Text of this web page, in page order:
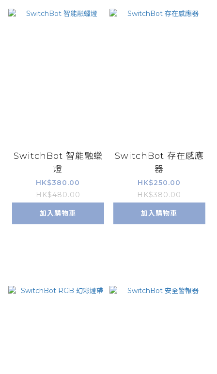
SwitchBot 智能融蠟
燈
HK$380.00
HK$480.00
加入購物車
SwitchBot 存在感應
器
HK$250.00
HK$380.00
加入購物車